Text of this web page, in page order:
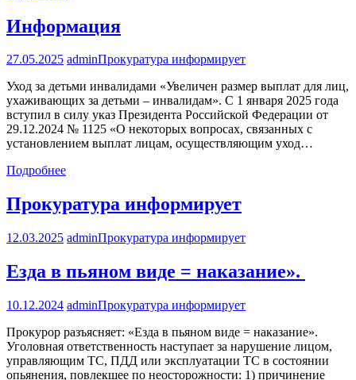
Информация
27.05.2025 adminПрокуратура информирует
Уход за детьми инвалидами «Увеличен размер выплат для лиц,
ухаживающих за детьми – инвалидам». С 1 января 2025 года
вступил в силу указ Президента Российской Федерации от
29.12.2024 № 1125 «О некоторых вопросах, связанных с
установлением выплат лицам, осуществляющим уход…
Подробнее
Прокуратура информирует
12.03.2025 adminПрокуратура информирует
Езда в пьяном виде = наказание».
10.12.2024 adminПрокуратура информирует
Прокурор разъясняет: «Езда в пьяном виде = наказание».
Уголовная ответственность наступает за нарушение лицом,
управляющим ТС, ПДД или эксплуатации ТС в состоянии
опьянения, повлекшее по неосторожности: 1) причинение